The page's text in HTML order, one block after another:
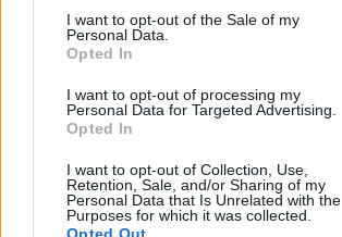
consent section.
I want to opt-out of the Sale of my
Personal Data.
Opted In
I want to opt-out of processing my
Personal Data for Targeted Advertising.
Opted In
I want to opt-out of Collection, Use,
Retention, Sale, and/or Sharing of my
Personal Data that Is Unrelated with the
Purposes for which it was collected.
AUTEUR